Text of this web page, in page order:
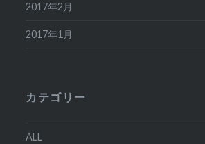
2017年2月
2017年1月
カテゴリー
ALL